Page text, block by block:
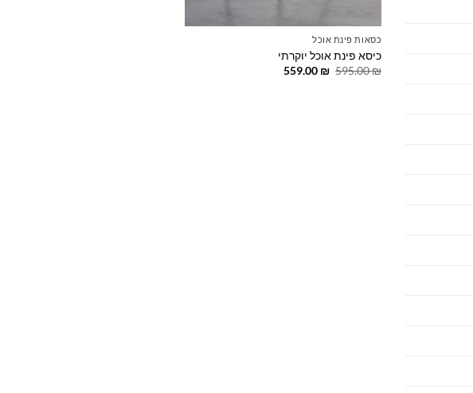
כסאות פינת אוכל
כיסא פינת אוכל יוקרתי
595.00₪
המחיר
559.00 ₪